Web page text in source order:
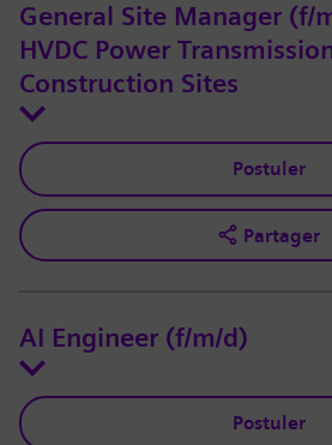
General Site Manager (f/
HVDC Power
Construction Sites
Postuler
Partager
AI Engineer (f/m/d)
Postuler